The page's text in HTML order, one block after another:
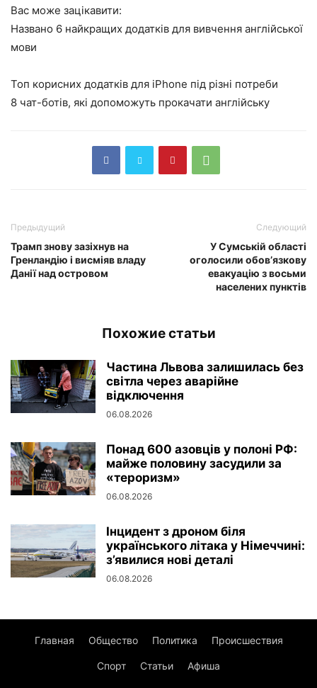
Вас може зацікавити:
Названо 6 найкращих додатків для вивчення англійської
мови
Топ корисних додатків для iPhone під різні потреби
8 чат-ботів, які допоможуть прокачати англійську
Предыдущий
Трамп знову зазіхнув на
Гренландію і висміяв владу
Данії над островом
Следующий
У Сумській області
оголосили обов’язкову
евакуацію з восьми
населених пунктів
Похожие статьи
Частина Львова залишилась без
світла через аварійне
відключення
06.08.2026
Понад 600 азовців у полоні РФ:
майже половину засудили за
«тероризм»
06.08.2026
Інцидент з дроном біля
українського літака у Німеччині:
з’явилися нові деталі
06.08.2026
Главная Общество Политика Происшествия
Спорт Статьи Афиша